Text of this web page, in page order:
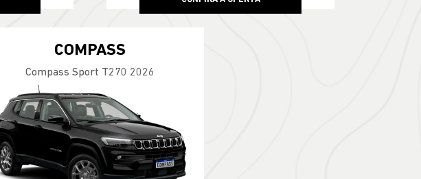
COMPASS
Compass Sport T270 2026